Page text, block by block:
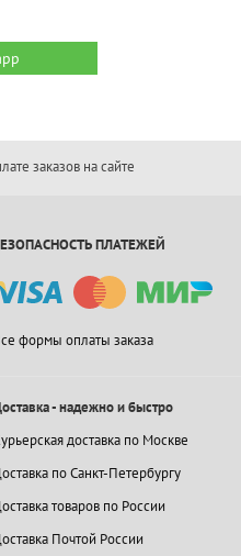
заказов на сайте
ПЛАТЕЖЕЙ
формы оплаты заказа
- надежно и быстро
доставка по Москве
по Санкт-Петербургу
товаров по России
Почтой России